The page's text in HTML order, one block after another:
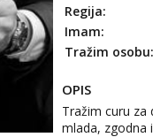
Regija:
Imam:
Tražim osobu:
OPIS
Tražim curu za
mlada, zgodna